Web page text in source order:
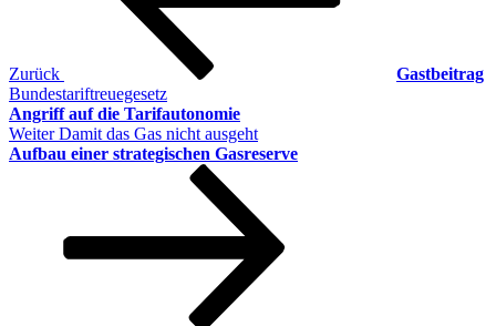
Zurück
Gastbeitrag
Bundestariftreuegesetz
Angriff auf die Tarifautonomie
Nächster
Beitrag
Weiter Damit das Gas nicht ausgeht
Aufbau einer strategischen Gasreserve